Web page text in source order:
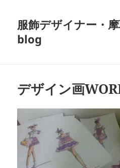
服飾デザイナー・
blog
デザイン画